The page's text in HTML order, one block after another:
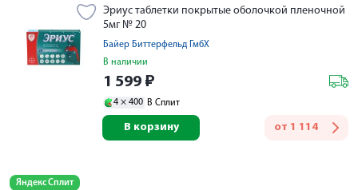
Эриус таблетки покрытые оболочкой пленочной
5мг № 20
Байер Биттерфельд ГмбХ
В наличии
1 599 ₽
4 × 400 В Сплит
от 1 114
В корзину
Яндекс Сплит